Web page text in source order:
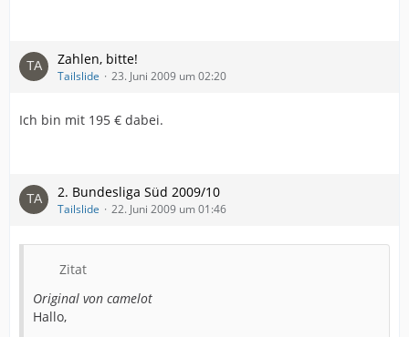
Zahlen, bitte!
Tailslide 23. Juni 2009 um 02:20
Ich bin mit 195 € dabei.
2. Bundesliga Süd 2009/10
Tailslide 22. Juni 2009 um 01:46
Zitat
Original von camelot
Hallo,